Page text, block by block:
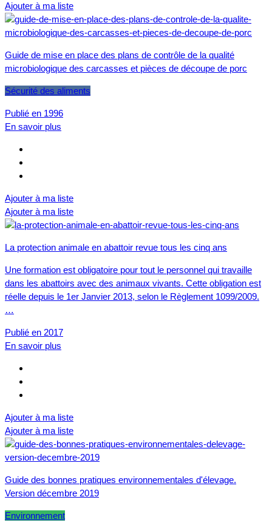
Ajouter à ma liste
Guide de mise en place des plans de contrôle de la qualité
microbiologique des carcasses et pièces de découpe de porc
Sécurité des aliments
Publié en 1996
En savoir plus
Ajouter à ma liste
Ajouter à ma liste
La protection animale en abattoir revue tous les cinq ans
Une formation est obligatoire pour tout le personnel qui travaille
dans les abattoirs avec des animaux vivants. Cette obligation est
réelle depuis le 1er Janvier 2013, selon le Règlement 1099/2009.
…
Publié en 2017
En savoir plus
Ajouter à ma liste
Ajouter à ma liste
Guide des bonnes pratiques environnementales d'élevage.
Version décembre 2019
Environnement